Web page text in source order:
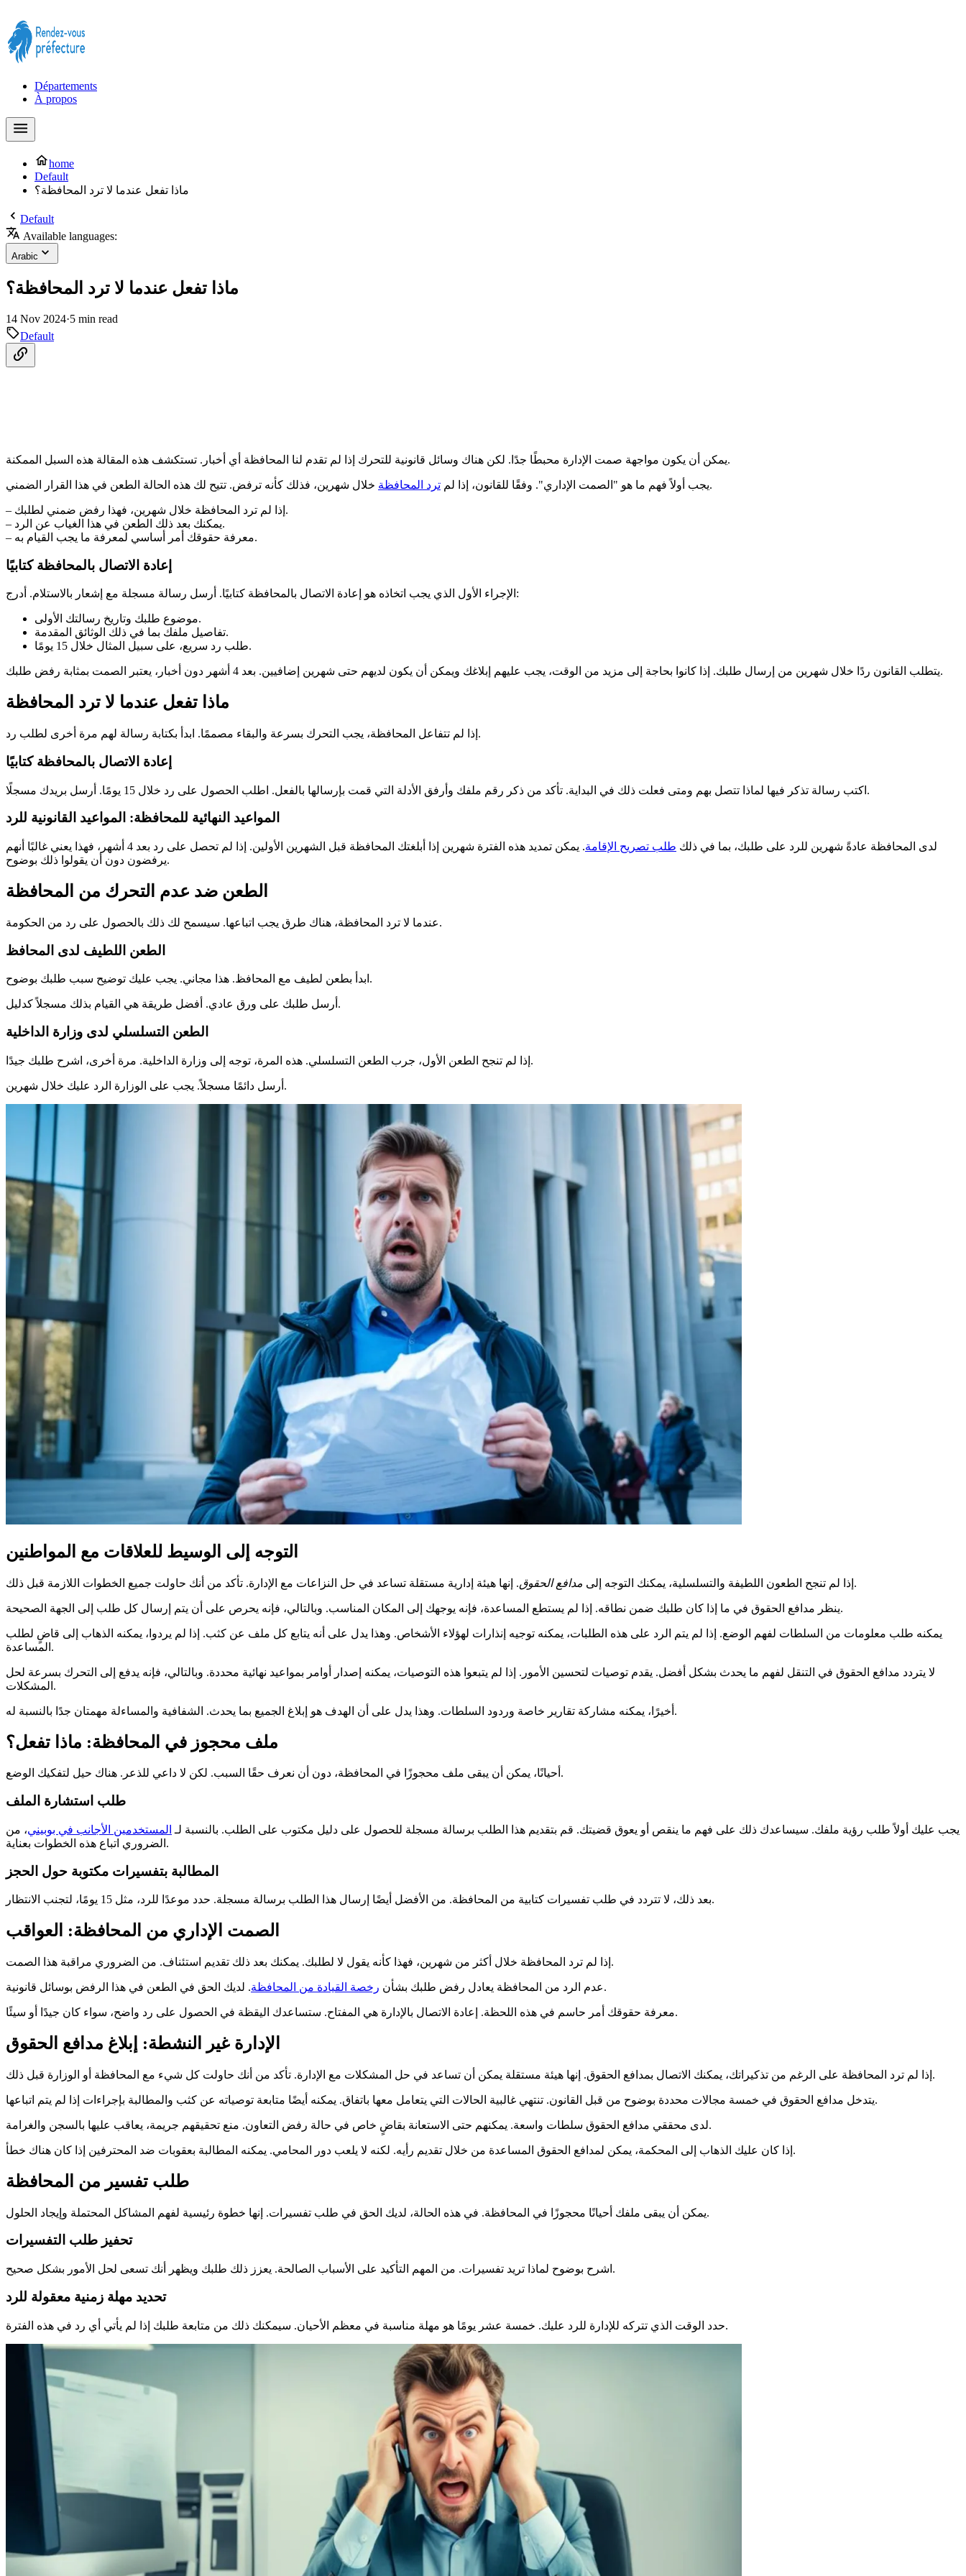
Départements
À propos
home
Default
ماذا تفعل عندما لا ترد المحافظة؟
Default
Available languages:
Arabic
ماذا تفعل عندما لا ترد المحافظة؟
14 Nov 2024·5 min read
Default
يمكن أن يكون مواجهة صمت الإدارة محبطًا جدًا. لكن هناك وسائل قانونية للتحرك إذا لم تقدم لنا المحافظة أي أخبار. تستكشف هذه المقالة هذه السبل الممكنة.
يجب أولاً فهم ما هو "الصمت الإداري". وفقًا للقانون، إذا لم ترد المحافظة خلال شهرين، فذلك كأنه ترفض. تتيح لك هذه الحالة الطعن في هذا القرار الضمني.
– إذا لم ترد المحافظة خلال شهرين، فهذا رفض ضمني لطلبك.
– يمكنك بعد ذلك الطعن في هذا الغياب عن الرد.
– معرفة حقوقك أمر أساسي لمعرفة ما يجب القيام به.
إعادة الاتصال بالمحافظة كتابيًا
الإجراء الأول الذي يجب اتخاذه هو إعادة الاتصال بالمحافظة كتابيًا. أرسل رسالة مسجلة مع إشعار بالاستلام. أدرج:
موضوع طلبك وتاريخ رسالتك الأولى.
تفاصيل ملفك بما في ذلك الوثائق المقدمة.
طلب رد سريع، على سبيل المثال خلال 15 يومًا.
يتطلب القانون ردًا خلال شهرين من إرسال طلبك. إذا كانوا بحاجة إلى مزيد من الوقت، يجب عليهم إبلاغك ويمكن أن يكون لديهم حتى شهرين إضافيين. بعد 4 أشهر دون أخبار، يعتبر الصمت بمثابة رفض طلبك.
ماذا تفعل عندما لا ترد المحافظة
إذا لم تتفاعل المحافظة، يجب التحرك بسرعة والبقاء مصممًا. ابدأ بكتابة رسالة لهم مرة أخرى لطلب رد.
إعادة الاتصال بالمحافظة كتابيًا
اكتب رسالة تذكر فيها لماذا تتصل بهم ومتى فعلت ذلك في البداية. تأكد من ذكر رقم ملفك وأرفق الأدلة التي قمت بإرسالها بالفعل. اطلب الحصول على رد خلال 15 يومًا. أرسل بريدك مسجلًا.
المواعيد النهائية للمحافظة: المواعيد القانونية للرد
لدى المحافظة عادةً شهرين للرد على طلبك، بما في ذلك طلب تصريح الإقامة
. يمكن تمديد هذه الفترة شهرين إذا أبلغتك المحافظة قبل الشهرين الأولين. إذا لم تحصل على رد بعد 4 أشهر، فهذا يعني غالبًا أنهم
يرفضون دون أن يقولوا ذلك بوضوح.
الطعن ضد عدم التحرك من المحافظة
عندما لا ترد المحافظة، هناك طرق يجب اتباعها. سيسمح لك ذلك بالحصول على رد من الحكومة.
الطعن اللطيف لدى المحافظ
ابدأ بطعن لطيف مع المحافظ. هذا مجاني. يجب عليك توضيح سبب طلبك بوضوح.
أرسل طلبك على ورق عادي. أفضل طريقة هي القيام بذلك مسجلاً كدليل.
الطعن التسلسلي لدى وزارة الداخلية
إذا لم تنجح الطعن الأول، جرب الطعن التسلسلي. هذه المرة، توجه إلى وزارة الداخلية. مرة أخرى، اشرح طلبك جيدًا.
أرسل دائمًا مسجلاً. يجب على الوزارة الرد عليك خلال شهرين.
التوجه إلى الوسيط للعلاقات مع المواطنين
إذا لم تنجح الطعون اللطيفة والتسلسلية، يمكنك التوجه إلى مدافع الحقوق . إنها هيئة إدارية مستقلة تساعد في حل النزاعات مع الإدارة. تأكد من أنك حاولت جميع الخطوات اللازمة قبل ذلك.
ينظر مدافع الحقوق في ما إذا كان طلبك ضمن نطاقه. إذا لم يستطع المساعدة، فإنه يوجهك إلى المكان المناسب. وبالتالي، فإنه يحرص على أن يتم إرسال كل طلب إلى الجهة الصحيحة.
يمكنه طلب معلومات من السلطات لفهم الوضع. إذا لم يتم الرد على هذه الطلبات، يمكنه توجيه إنذارات لهؤلاء الأشخاص. وهذا يدل على أنه يتابع كل ملف عن كثب. إذا لم يردوا، يمكنه الذهاب إلى قاضٍ لطلب
المساعدة.
لا يتردد مدافع الحقوق في التنقل لفهم ما يحدث بشكل أفضل. يقدم توصيات لتحسين الأمور. إذا لم يتبعوا هذه التوصيات، يمكنه إصدار أوامر بمواعيد نهائية محددة. وبالتالي، فإنه يدفع إلى التحرك بسرعة لحل
المشكلات.
أخيرًا، يمكنه مشاركة تقارير خاصة وردود السلطات. وهذا يدل على أن الهدف هو إبلاغ الجميع بما يحدث. الشفافية والمساءلة مهمتان جدًا بالنسبة له.
ملف محجوز في المحافظة: ماذا تفعل؟
أحيانًا، يمكن أن يبقى ملف محجوزًا في المحافظة، دون أن نعرف حقًا السبب. لكن لا داعي للذعر. هناك حيل لتفكيك الوضع.
طلب استشارة الملف
يجب عليك أولاً طلب رؤية ملفك. سيساعدك ذلك على فهم ما ينقص أو يعوق قضيتك. قم بتقديم هذا الطلب برسالة مسجلة للحصول على دليل مكتوب على الطلب. بالنسبة لـ المستخدمين الأجانب في بوبيني، من
الضروري اتباع هذه الخطوات بعناية.
المطالبة بتفسيرات مكتوبة حول الحجز
بعد ذلك، لا تتردد في طلب تفسيرات كتابية من المحافظة. من الأفضل أيضًا إرسال هذا الطلب برسالة مسجلة. حدد موعدًا للرد، مثل 15 يومًا، لتجنب الانتظار.
الصمت الإداري من المحافظة: العواقب
إذا لم ترد المحافظة خلال أكثر من شهرين، فهذا كأنه يقول لا لطلبك. يمكنك بعد ذلك تقديم استئناف. من الضروري مراقبة هذا الصمت.
عدم الرد من المحافظة يعادل رفض طلبك بشأن رخصة القيادة من المحافظة . لديك الحق في الطعن في هذا الرفض بوسائل قانونية.
معرفة حقوقك أمر حاسم في هذه اللحظة. إعادة الاتصال بالإدارة هي المفتاح. ستساعدك اليقظة في الحصول على رد واضح، سواء كان جيدًا أو سيئًا.
الإدارة غير النشطة: إبلاغ مدافع الحقوق
إذا لم ترد المحافظة على الرغم من تذكيراتك، يمكنك الاتصال بمدافع الحقوق. إنها هيئة مستقلة يمكن أن تساعد في حل المشكلات مع الإدارة. تأكد من أنك حاولت كل شيء مع المحافظة أو الوزارة قبل ذلك.
يتدخل مدافع الحقوق في خمسة مجالات محددة بوضوح من قبل القانون. تنتهي غالبية الحالات التي يتعامل معها باتفاق. يمكنه أيضًا متابعة توصياته عن كثب والمطالبة بإجراءات إذا لم يتم اتباعها.
لدى محققي مدافع الحقوق سلطات واسعة. يمكنهم حتى الاستعانة بقاضٍ خاص في حالة رفض التعاون. منع تحقيقهم جريمة، يعاقب عليها بالسجن والغرامة.
إذا كان عليك الذهاب إلى المحكمة، يمكن لمدافع الحقوق المساعدة من خلال تقديم رأيه. لكنه لا يلعب دور المحامي. يمكنه المطالبة بعقوبات ضد المحترفين إذا كان هناك خطأ.
طلب تفسير من المحافظة
يمكن أن يبقى ملفك أحيانًا محجوزًا في المحافظة. في هذه الحالة، لديك الحق في طلب تفسيرات. إنها خطوة رئيسية لفهم المشاكل المحتملة وإيجاد الحلول.
تحفيز طلب التفسيرات
اشرح بوضوح لماذا تريد تفسيرات. من المهم التأكيد على الأسباب الصالحة. يعزز ذلك طلبك ويظهر أنك تسعى لحل الأمور بشكل صحيح.
تحديد مهلة زمنية معقولة للرد
حدد الوقت الذي تتركه للإدارة للرد عليك. خمسة عشر يومًا هو مهلة مناسبة في معظم الأحيان. سيمكنك ذلك من متابعة طلبك إذا لم يأتي أي رد في هذه الفترة.